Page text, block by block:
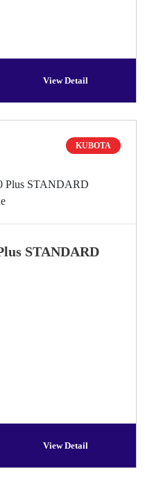
View Detail
KUBOTA
STANDARD
View Detail